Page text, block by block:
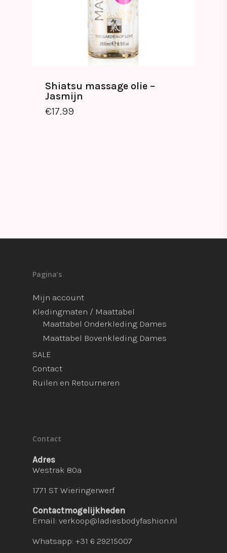
Shiatsu massage olie –
Jasmijn
€17.99
Pagina’s
Mijn account
Kledingmaten / Maattabel
Maattabel Onderkleding Dames
Maattabel Bovenkleding Dames
SALE
Contact
Ruilen en Retourneren
Contact
Adres
Westrak 80a
1771 ST Wieringerwerf
Contactmogelijkheden
Email: verkoop@ladiesbodyfashion.nl
Whatsapp: +31 6 29215007